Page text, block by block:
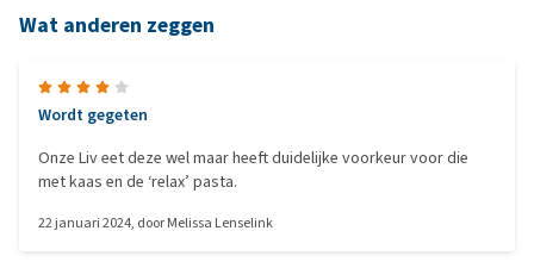
Wat anderen zeggen
Wordt gegeten
Onze Liv eet deze wel maar heeft duidelijke voorkeur voor die
met kaas en de ‘relax’ pasta.
22 januari 2024, doorMelissa Lenselink